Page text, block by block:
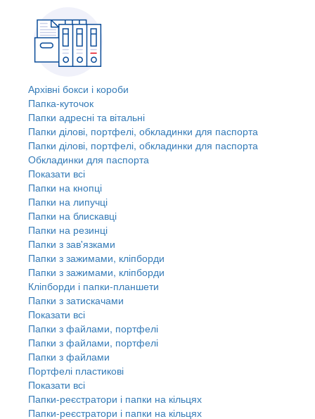
Архівні бокси і короби
Папка-куточок
Папки адресні та вітальні
Папки ділові, портфелі, обкладинки для паспорта
Папки ділові, портфелі, обкладинки для паспорта
Обкладинки для паспорта
Показати всі
Папки на кнопці
Папки на липучці
Папки на блискавці
Папки на резинці
Папки з зав'язками
Папки з зажимами, кліпборди
Папки з зажимами, кліпборди
Кліпборди і папки-планшети
Папки з затискачами
Показати всі
Папки з файлами, портфелі
Папки з файлами, портфелі
Папки з файлами
Портфелі пластикові
Показати всі
Папки-реєстратори і папки на кільцях
Папки-реєстратори і папки на кільцях